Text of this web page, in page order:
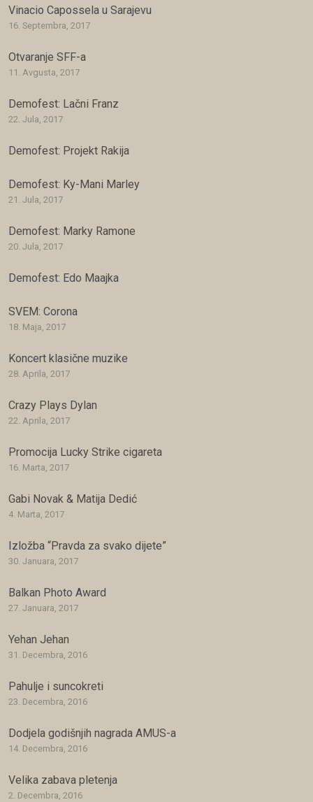
Vinacio Capossela u Sarajevu
16. Septembra, 2017
Otvaranje SFF-a
11. Avgusta, 2017
Demofest: Lačni Franz
22. Jula, 2017
Demofest: Projekt Rakija
Demofest: Ky-Mani Marley
21. Jula, 2017
Demofest: Marky Ramone
20. Jula, 2017
Demofest: Edo Maajka
SVEM: Corona
18. Maja, 2017
Koncert klasične muzike
28. Aprila, 2017
Crazy Plays Dylan
22. Aprila, 2017
Promocija Lucky Strike cigareta
16. Marta, 2017
Gabi Novak & Matija Dedić
4. Marta, 2017
Izložba “Pravda za svako dijete”
30. Januara, 2017
Balkan Photo Award
27. Januara, 2017
Yehan Jehan
31. Decembra, 2016
Pahulje i suncokreti
23. Decembra, 2016
Dodjela godišnjih nagrada AMUS-a
14. Decembra, 2016
Velika zabava pletenja
2. Decembra, 2016